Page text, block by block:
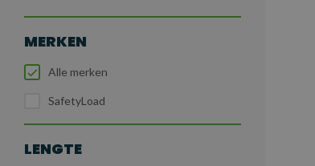
MERKEN
Alle merken
SafetyLoad
LENGTE